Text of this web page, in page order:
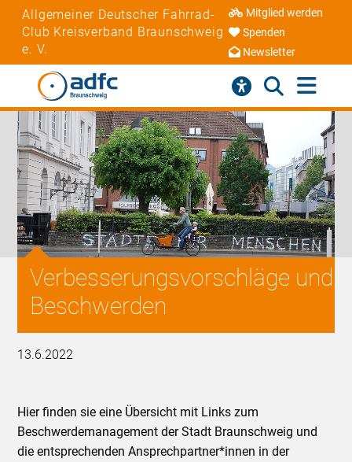
Allgemeiner Deutscher Fahrrad-
Club Kreisverband Braunschweig
e. V.
Mitglied werden
Spenden
Newsletter
Verbesserungsvorschläge und
Beschwerden
13.6.2022
Hier finden sie eine Übersicht mit Links zum
Beschwerdemanagement der Stadt Braunschweig und
die entsprechenden Ansprechpartner*innen in der